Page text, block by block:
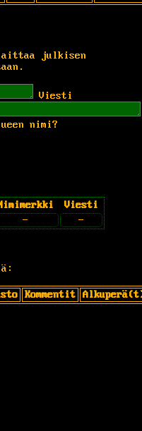
laittaa julkisen
Viesti
nimi?
Viesti
- -
Kommentit